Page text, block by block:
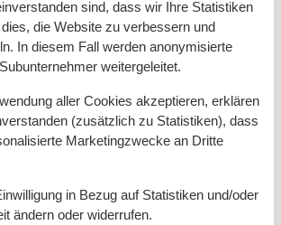
charmanten Ferienwohnung ab,
Erholung jenseits des Trubels
Verständnis, dass das Rauchen nur
gestattet ist, da es sich um ein
handelt. Haustiere sind ebenfalls
sind, dass wir Ihre Statistiken
die Website zu verbessern und
In diesem Fall werden anonymisierte
weitergeleitet.
aller Cookies akzeptieren, erklären
(zusätzlich zu Statistiken), dass
Marketingzwecke an Dritte
in Bezug auf Statistiken und/oder
ändern oder widerrufen.